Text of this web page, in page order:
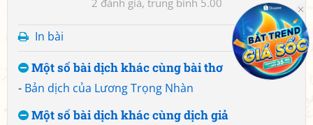
2 5.00
In bài
Một số bài dịch khác cùng bài thơ
- Bản dịch của Lương Trọng Nhàn
Một số bài dịch khác cùng dịch giả